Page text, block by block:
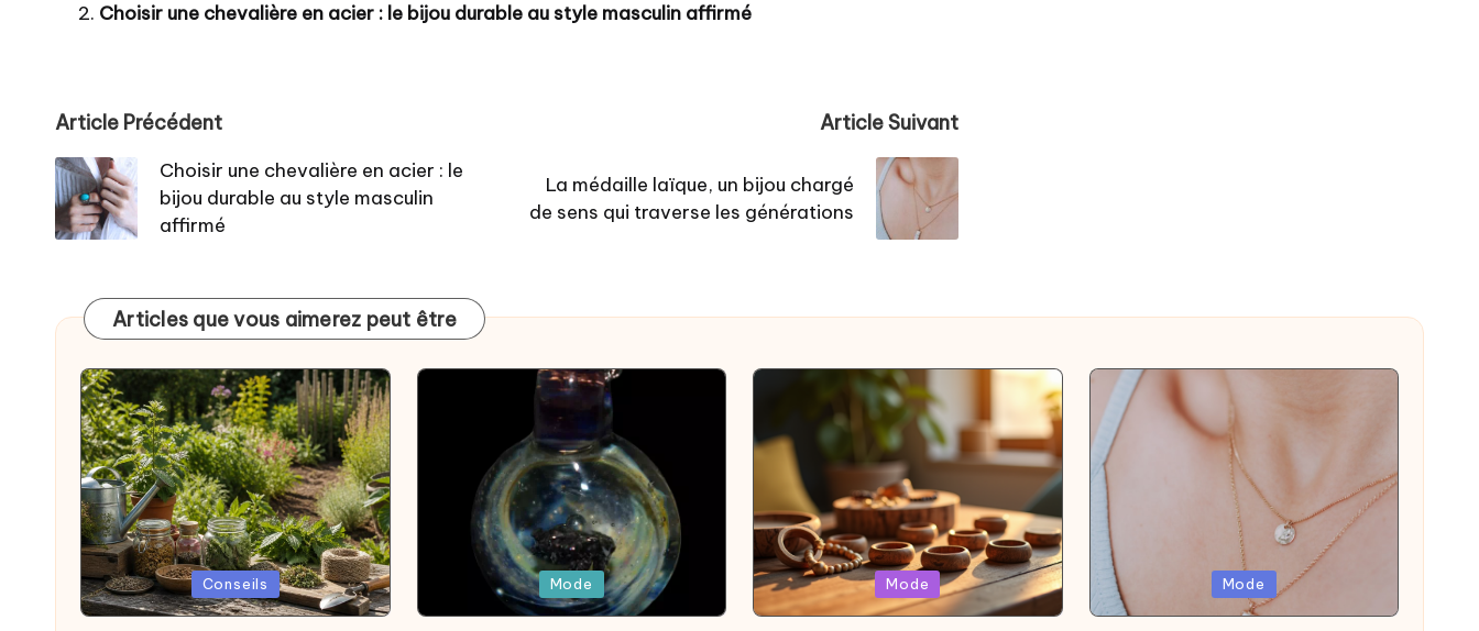
Choisir une chevalière en acier : le bijou durable au style masculin affirmé
Post
navigation
Article Précédent
Choisir une chevalière en acier : le
bijou durable au style masculin
affirmé
Article Suivant
La médaille laïque, un bijou chargé
de sens qui traverse les générations
Articles que vous aimerez peut être
Posted
in
Conseils Mode
Posted
in
Mode
Posted
in
Mode